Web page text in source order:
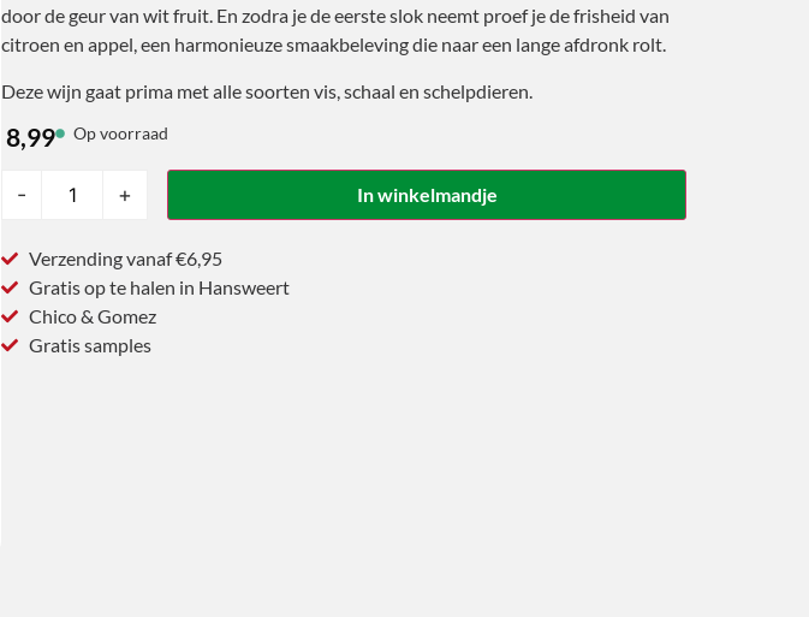
door de geur van wit fruit. En zodra je de eerste slok neemt proef je de frisheid van
citroen en appel, een harmonieuze smaakbeleving die naar een lange afdronk rolt.
Deze wijn gaat prima met alle soorten vis, schaal en schelpdieren.
8,99 Op voorraad
- + In winkelmandje
Verzending vanaf €6,95
Gratis op te halen in Hansweert
Chico & Gomez
Gratis samples